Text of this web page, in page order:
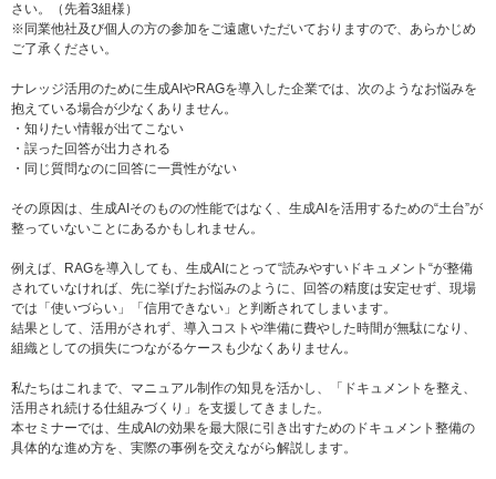
さい。（先着3組様）
※同業他社及び個人の方の参加をご遠慮いただいておりますので、あらかじめ
ご了承ください。
ナレッジ活用のために生成AIやRAGを導入した企業では、次のようなお悩みを
抱えている場合が少なくありません。
・知りたい情報が出てこない
・誤った回答が出力される
・同じ質問なのに回答に一貫性がない
その原因は、生成AIそのものの性能ではなく、生成AIを活用するための“土台”が
整っていないことにあるかもしれません。
例えば、RAGを導入しても、生成AIにとって“読みやすいドキュメント“が整備
されていなければ、先に挙げたお悩みのように、回答の精度は安定せず、現場
では「使いづらい」「信用できない」と判断されてしまいます。
結果として、活用がされず、導入コストや準備に費やした時間が無駄になり、
組織としての損失につながるケースも少なくありません。
私たちはこれまで、マニュアル制作の知見を活かし、「ドキュメントを整え、
活用され続ける仕組みづくり」を支援してきました。
本セミナーでは、生成AIの効果を最大限に引き出すためのドキュメント整備の
具体的な進め方を、実際の事例を交えながら解説します。